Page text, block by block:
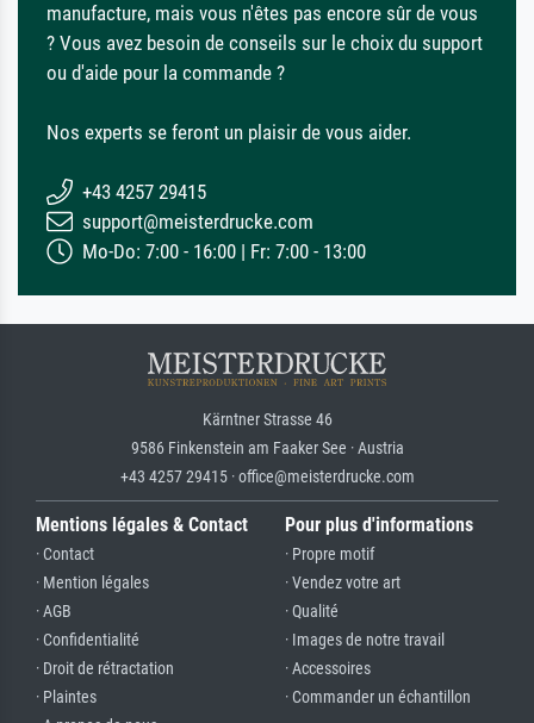
manufacture, mais vous n'êtes pas encore sûr de vous
? Vous avez besoin de conseils sur le choix du support
ou d'aide pour la commande ?
Nos experts se feront un plaisir de vous aider.
+43 4257 29415
support@meisterdrucke.com
Mo-Do: 7:00 - 16:00 | Fr: 7:00 - 13:00
Kärntner Strasse 46
9586 Finkenstein am Faaker See · Austria
+43 4257 29415 · office@meisterdrucke.com
Mentions légales & Contact
· Contact
· Mention légales
· AGB
· Confidentialité
· Droit de rétractation
· Plaintes
Pour plus d'informations
· Propre motif
· Vendez votre art
· Qualité
· Images de notre travail
· Accessoires
· Commander un échantillon